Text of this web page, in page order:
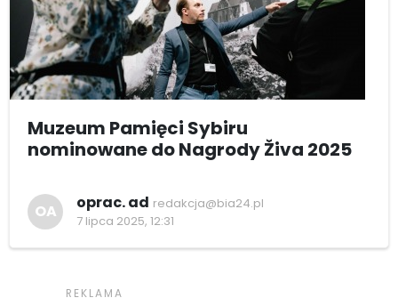
Muzeum Pamięci Sybiru
nominowane do Nagrody Živa 2025
OA oprac. ad redakcja@bia24.pl
7 lipca 2025, 12:31